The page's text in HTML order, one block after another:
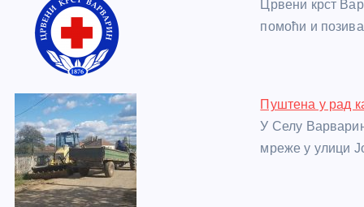
Црвени крст
помоћи и
Пуштена у рад
У Селу
мреже у улици